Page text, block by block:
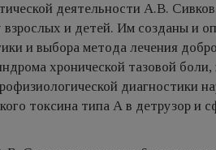
деятельности А.В.
и детей. Им созданы и
и выбора ме­тода лечения
хронической тазовой
диагностики
токсина типа А в детрузор и